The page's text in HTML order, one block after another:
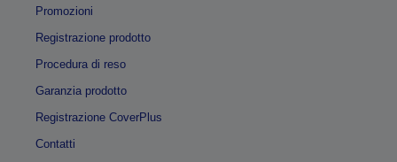
Promozioni
Registrazione prodotto
Procedura di reso
Garanzia prodotto
Registrazione CoverPlus
Contatti